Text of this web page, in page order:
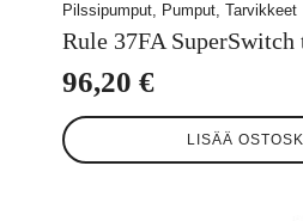
Pilssipumput, Pumput, Tarvikkeet
Rule 37FA
96,20 €
LISÄÄ